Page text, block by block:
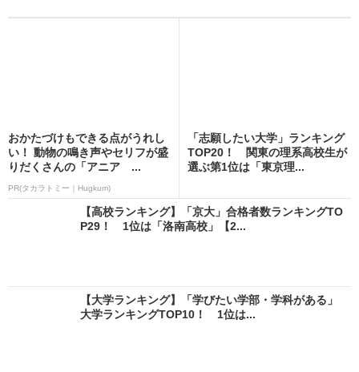
おかたづけもできる点がうれし
い！ 動物の鳴き声やセリフが盛
りだくさんの「アニア ...
PR(タカラトミー｜Hugkum)
「志願したい大学」ランキング
TOP20！ 関東の理系高校生が
選ぶ第1位は「東京理...
【高校ランキング】「京大」合格者数ランキングTO
P29！ 1位は「洛南高校」【2...
【大学ランキング】「学びたい学部・学科がある」
大学ランキングTOP10！ 1位は...